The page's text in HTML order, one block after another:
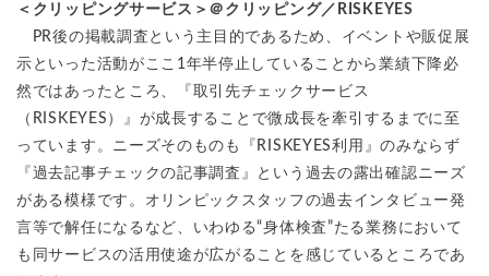
＜クリッピングサービス＞＠クリッピング／RISKEYES
PR後の掲載調査という主目的であるため、イベントや販促展
示といった活動がここ1年半停止していることから業績下降必
然ではあったところ、『取引先チェックサービス
（RISKEYES）』が成長することで微成長を牽引するまでに至
っています。ニーズそのものも『RISKEYES利用』のみならず
『過去記事チェックの記事調査』という過去の露出確認ニーズ
がある模様です。オリンピックスタッフの過去インタビュー発
言等で解任になるなど、いわゆる“身体検査”たる業務において
も同サービスの活用使途が広がることを感じているところであ